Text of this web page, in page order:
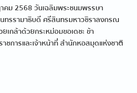
คม 2568 วันเฉลิมพระชนมพรรษา
ทรรามาธิบดี ศรีสินทรมหาวชิราลงกรณ
ยเกล้าด้วยกระหม่อมขอเดชะ ข้า
ชการและเจ้าหน้าที่ สำนักหอสมุดแห่งชาติ